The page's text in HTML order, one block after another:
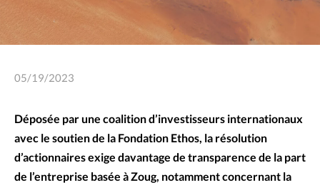
05/19/2023
Déposée par une coalition d’investisseurs internationaux
avec le soutien de la Fondation Ethos, la résolution
d’actionnaires exige davantage de transparence de la part
de l’entreprise basée à Zoug, notamment concernant la